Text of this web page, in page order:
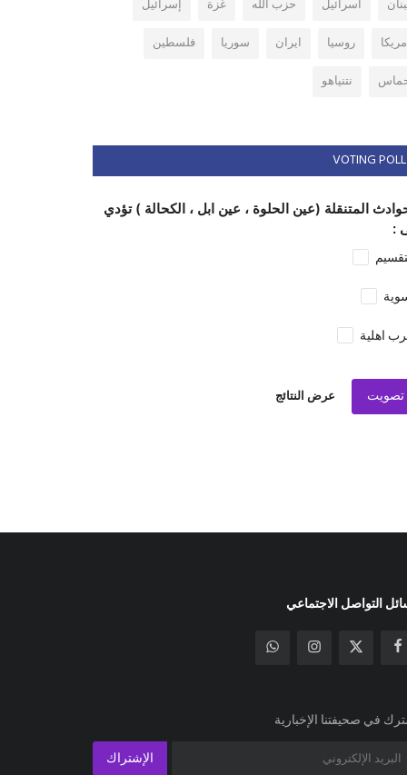
اسرائيل حزب الله غزة
إسرائيل
روسيا ايران سوريا
فلسطين
نتنياهو
VOTING POLL
المتنقلة (عين الحلوة ، عين ابل ، الكحالة ) تؤدي
:
اهلية
تصويت عرض النتائج
التواصل الاجتماعي
في صحيفتنا الإخبارية
الإشتراك